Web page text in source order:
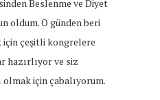
Beslenme ve Diyet
oldum. O günden beri
çeşitli kongrelere
hazırlıyor ve siz
olmak için çabalıyorum.